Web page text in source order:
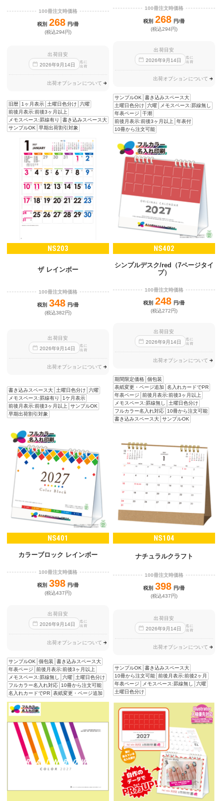
100冊注文時価格
税別 268 円/冊
(税込294円)
出荷目安
2026年9 月14日
迄に
出荷
出荷オプションについて
旧暦 1ヶ月表示 土曜日色分け
六曜
前後月表示:前後3ヶ月以上
メモスペース:罫線有り
書き込みスペース大
サンプルOK
早期出荷割引対象
100冊注文時価格
税別 268 円/冊
(税込294円)
出荷目安
2026年9 月 14日
迄に
出荷
出荷オプションについて
サンプルOK
書き込みスペース大
土曜日色分け
六曜
メモスペース:罫線無し
年表ページ
干潮
前後月表示:前後3ヶ月以上
年表付
10冊から注文可能
NS203
ザ レインボー
100冊注文時価格
税別 348 円/冊
(税込382円)
出荷目安
2026年9 月 14日
迄に
出荷
出荷オプションについて
書き込みスペース大 土曜日色分け
六曜
メモスペース:罫線有り
1ケ月表示
前後月表示:前後3ヶ月以上 サンプルOK
早期出荷割引対象
NS402
シンプルデスク/red（7ページタイ
プ）
100冊注文時価格
税別 248 円/冊
(税込272円)
出荷目安
2026年9 月 14日
迄に
出荷
出荷オプションについて
期間限定価格 個包装
表紙変更・ページ追加
名入れカードでPR
年表ページ
前後月表示:前後3ヶ月以上
メモスペース:罫線無し
土曜日色分け
フルカラー名入れ対応
10冊から注文可能
書き込みスペース大 サンプルOK
NS401
カラーブロック レインボー
100冊注文時価格
税別 398 円/冊
(税込437円)
出荷目安
2026年9 月 14日
迄に
出荷
出荷オプションについて
サンプルOK 個包装
書き込みスペース大
年表ページ
前後月表示:前後3ヶ月以上
メモスペース:罫線無し
六曜
土曜日色分け
フルカラー名入れ対応
10冊から注文可能
名入れカードでPR 表紙変更・ページ追加
NS104
ナチュラルクラフト
100冊注文時価格
税別 398 円/冊
(税込437円)
出荷目安
2026年9 月14日
迄に
出荷
出荷オプションについて
サンプルOK
書き込みスペース大
10冊から注文可能 前後月表示:前後2ヶ月
年表ページ
メモスペース:罫線無し
六曜
土曜日色分け